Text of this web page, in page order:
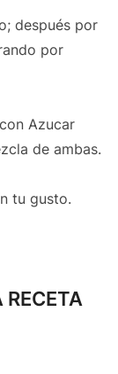
después por
por
Azucar
de ambas.
tu gusto.
RECETA